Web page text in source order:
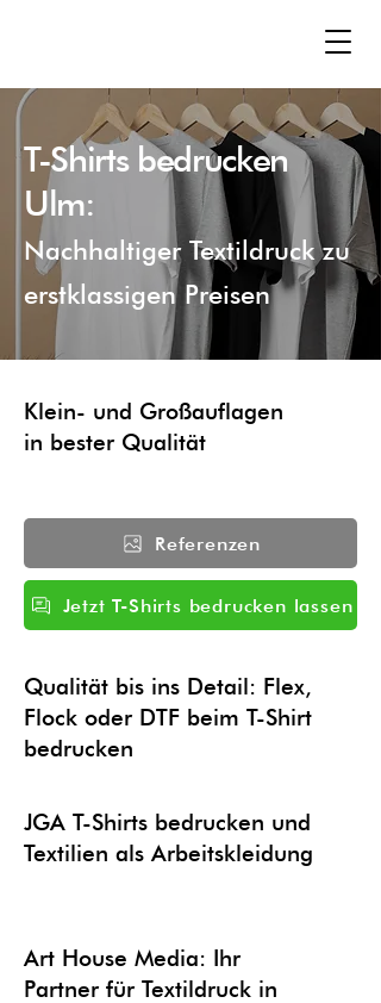
T-Shirts bedrucken
Ulm:
Nachhaltiger Textildruck zu
erstklassigen Preisen
Klein- und Großauflagen
in bester Qualität
Referenzen
Jetzt T-Shirts bedrucken lassen
Qualität bis ins Detail: Flex,
Flock oder DTF beim T-Shirt
bedrucken
JGA T-Shirts bedrucken und
Textilien als Arbeitskleidung
Art House Media: Ihr
Partner für Textildruck in